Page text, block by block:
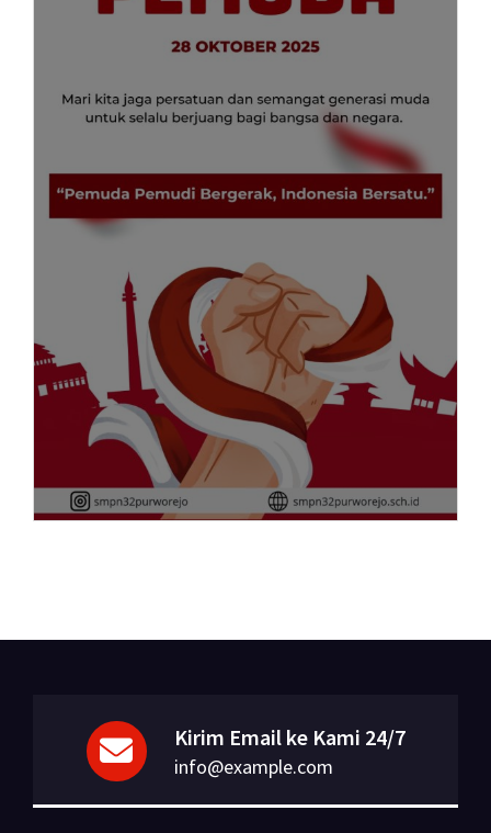
Kirim Email ke Kami 24/7
info@example.com